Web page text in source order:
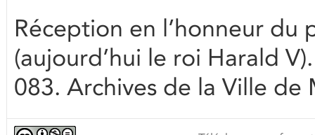
Réception en l’honneur
(aujourd’hui le roi Harald
083. Archives de la Ville de